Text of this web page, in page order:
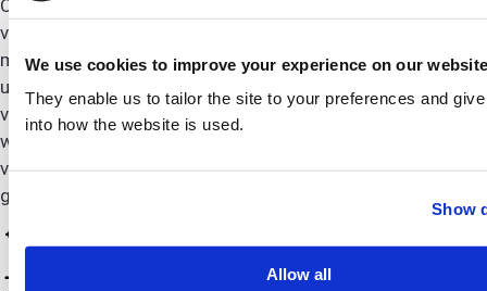
We use cookies to improve your experience on our website
They enable us to tailor the site to your preferences and
into how the website is used.
Show
Allow all
Coen gelooft dat iedereen zijn dromen kan
verwezenlijken, en CareerToolbelt is er om dat mogelijk te
maken. In de loop der jaren hebben we inspiratie gehaald
uit vele mensen die gepassioneerd zijn over het helpen
van anderen bij het opbouwen van een betere carrière,
waaronder Alison Doyle, Kyle Elliot en Richard N. Bolles,
van wie de bijdragen aan loopbaaneducatie breed worden
gewaardeerd.